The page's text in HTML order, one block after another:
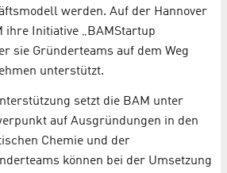
werden. Auf der Hannover
ihre Initiative „BAMStartup
sie Gründerteams auf dem Weg
unterstützt.
setzt die BAM unter
auf Ausgründungen in den
Chemie und der
können bei der Umsetzung